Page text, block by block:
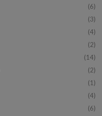
(6)
(3)
(4)
(2)
(14)
(2)
(1)
(4)
(6)